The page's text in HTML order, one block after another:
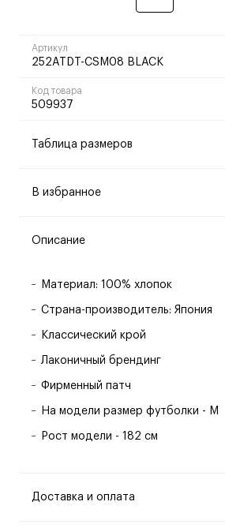
Артикул
252ATDT-CSM08 BLACK
Код товара
509937
Таблица размеров
В избранное
Описание
Материал: 100% хлопок
Страна-производитель: Япония
Классический крой
Лаконичный брендинг
Фирменный патч
На модели размер футболки - M
Рост модели - 182 см
Доставка и оплата